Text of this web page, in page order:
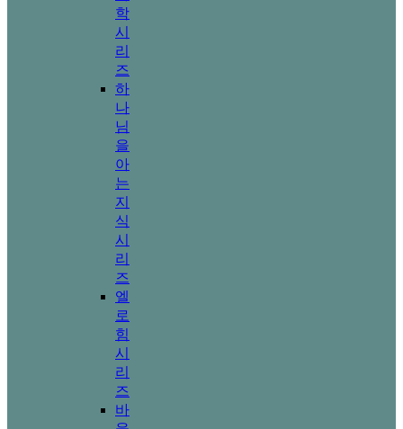
학
시
리
즈
하
나
님
을
아
는
지
식
시
리
즈
엘
로
힘
시
리
즈
바